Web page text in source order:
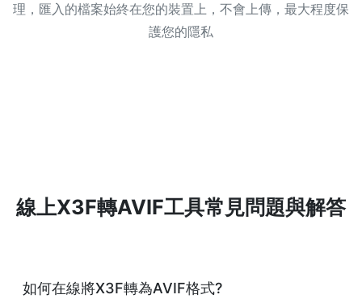
理，匯入的檔案始終在您的裝置上，不會上傳，最大程度保
護您的隱私
線上X3F轉AVIF工具常見問題與解答
如何在線將X3F轉為AVIF格式?